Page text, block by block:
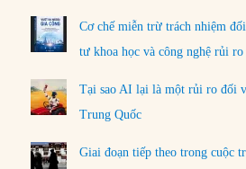
Cơ chế miễn trừ trách nhiệm
tư khoa học và công nghệ rủi ro
Tại sao AI lại là một rủi ro đối
Trung Quốc
Giai đoạn tiếp theo trong cuộc